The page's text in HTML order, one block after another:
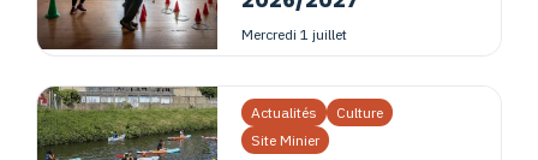
mercredi 1 juillet
Actualités
Culture
Site Minier